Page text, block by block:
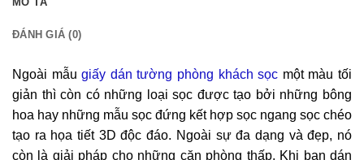
ĐÁNH GIÁ (0)
Ngoài mẫugiấy dán tường phòng khách sọc một màu tối
giản thì còn có những loại sọc được tạo bởi những bông
hoa hay những mẫu sọc đứng kết hợp sọc ngang sọc chéo
tạo ra họa tiết 3D độc đáo. Ngoài sự đa dạng và đẹp, nó
còn là giải pháp cho những căn phòng thấp. Khi bạn dán